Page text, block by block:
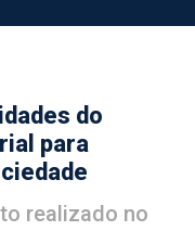
do
para
realizado no